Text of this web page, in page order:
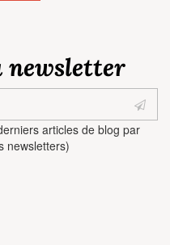
newsletter
articles de blog par
newsletters)